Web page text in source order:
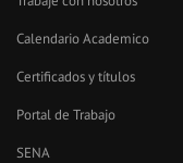
Calendario Academico
Certificados y títulos
Portal de Trabajo
SENA